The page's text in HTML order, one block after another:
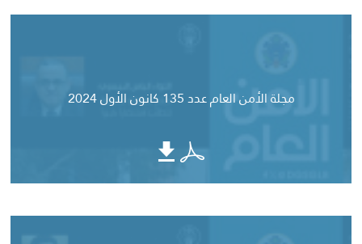
مجلة الأمن العام عدد 135 كانون الأول 2024